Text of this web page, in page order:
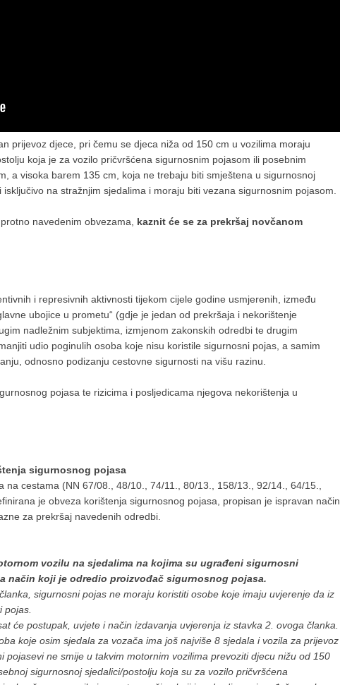
prijevoz djece, pri čemu se djeca niža od 150 cm u vozilima moraju
koja je za vozilo pričvršćena sigurnosnim pojasom ili posebnim
a visoka barem 135 cm, koja ne trebaju biti smještena u sigurnosnoj
na stražnjim sjedalima i moraju biti vezana sigurnosnim pojasom.
navedenim obvezama, kaznit će se za prekršaj novčanom
i represivnih aktivnosti tijekom cijele godine usmjerenih, između
ubojice u prometu“ (gdje je jedan od prekršaja i nekorištenje
nadležnim subjektima, izmjenom zakonskih odredbi te drugim
udio poginulih osoba koje nisu koristile sigurnosni pojas, a samim
odnosno podizanju cestovne sigurnosti na višu razinu.
pojasa te rizicima i posljedicama njegova nekorištenja u
sigurnosnog pojasa
cestama (NN 67/08., 48/10., 74/11., 80/13., 158/13., 92/14., 64/15.,
je obveza korištenja sigurnosnog pojasa, propisan je ispravan način
za prekršaj navedenih odredbi.
vozilu na sjedalima na kojima su ugrađeni sigurnosni
način koji je odredio proizvođač sigurnosnog pojasa.
sigurnosni pojas ne moraju koristiti osobe koje imaju uvjerenje da iz
pojas.
će postupak, uvjete i način izdavanja uvjerenja iz stavka 2. ovoga članka.
koje osim sjedala za vozača ima još najviše 8 sjedala i vozila za prijevoz
pojasevi ne smije u takvim motornim vozilima prevoziti djecu nižu od 150
sigurnosnoj sjedalici/postolju koja su za vozilo pričvršćena